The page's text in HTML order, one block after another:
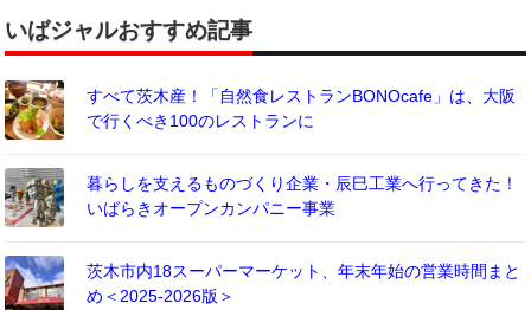
いばジャルおすすめ記事
すべて茨木産！「自然食レストランBONOcafe」は、大阪
で行くべき100のレストランに
暮らしを支えるものづくり企業・辰巳工業へ行ってきた！
いばらきオープンカンパニー事業
茨木市内18スーパーマーケット、年末年始の営業時間まと
め＜2025-2026版＞